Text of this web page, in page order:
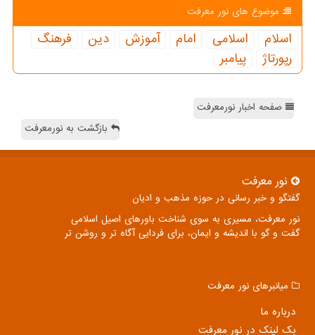
موضوع های نور معرفت
اسلام اسلامی امام آموزش دین
فرهنگ
رپورتاژ
پیامبر
صفحه اخبار نورمعرفت
بازگشت به نورمعرفت
نور معرفت
گفتگو و خبر رسانی در حوزه مذهب و ادیان
نور معرفت، مسیری به سوی شناخت باورهای اصیل اسلامی
گفت و گو با اندیشه و ایمان، برای فردایی آگاه تر و روشن تر
میانبرهای نور معرفت
درباره ما
بک لینک در نور معرفت